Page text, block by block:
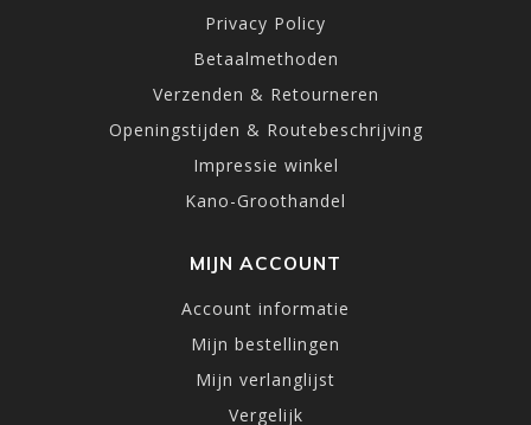
Privacy Policy
Betaalmethoden
Verzenden & Retourneren
Openingstijden & Routebeschrijving
Impressie winkel
Kano-Groothandel
MIJN ACCOUNT
Account informatie
Mijn bestellingen
Mijn verlanglijst
Vergelijk